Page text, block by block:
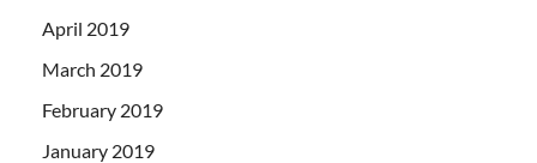
April 2019
March 2019
February 2019
January 2019